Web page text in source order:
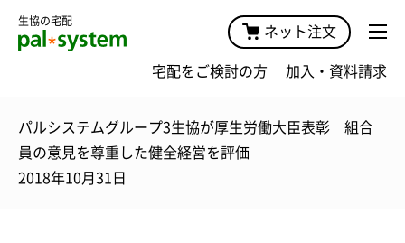
生協の宅配
ネット注文
宅配をご検討の方 加入・資料請求
パルシステムグループ3生協が厚生労働大臣表彰 組合
員の意見を尊重した健全経営を評価
2018年10月31日